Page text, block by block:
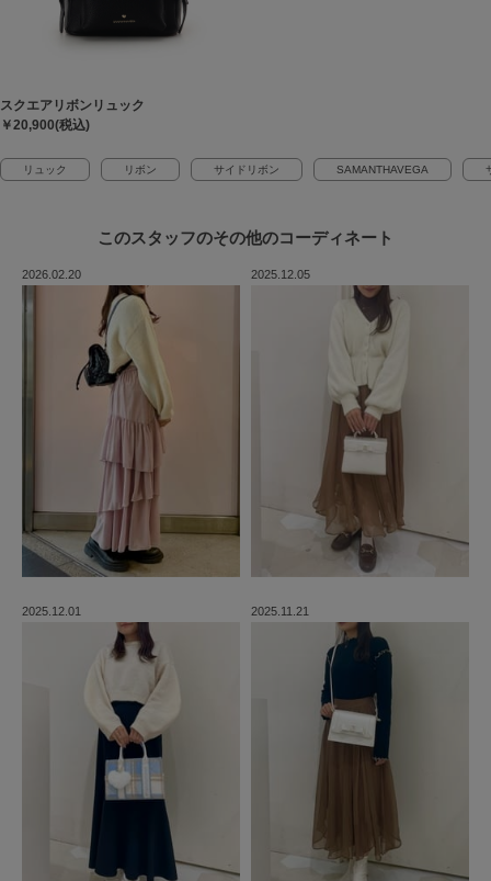
スクエアリボンリュック
￥20,900(税込)
リュック リボン サイドリボン SAMANTHAVEGA
このスタッフのその他のコーディネート
2026.02.20 2025.12.05
2025.12.01 2025.11.21